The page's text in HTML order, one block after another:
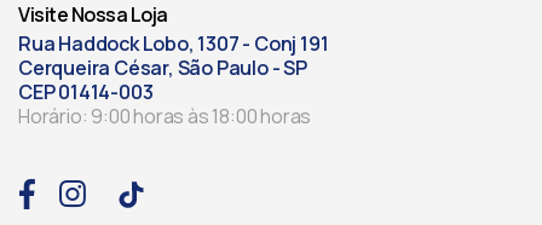
Visite Nossa Loja
Rua Haddock Lobo, 1307 - Conj 191
Cerqueira César, São Paulo - SP
CEP 01414-003
Horário: 9:00 horas às 18:00 horas